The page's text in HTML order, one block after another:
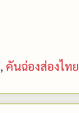
, คันฉ่องส่องไทย